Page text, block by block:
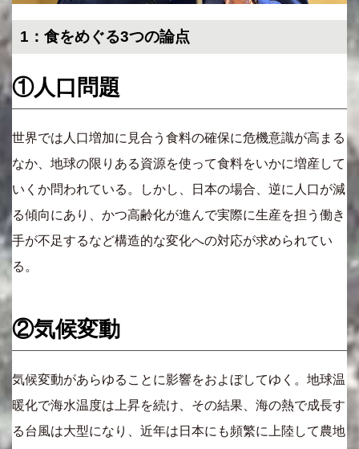
1：食をめぐる3つの論点
①人口問題
世界では人口増加に見合う食料の確保に危機意識が高まる
なか、地球の限りある資源を使って食料をいかに増産して
いくか問われている。しかし、日本の場合、逆に人口が減
る傾向にあり、かつ高齢化が進んで実際に生産を担う働き
手が不足するなど構造的な変化への対応が求められてい
る。
②気候変動
気候変動があらゆることに影響をおよぼしてゆく。地球温
暖化で海水温度は上昇を続け、その結果、海の熱で成長す
る台風は大型になり、近年は日本にも頻繁に上陸して農地